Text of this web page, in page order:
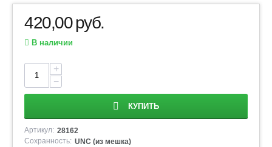
420,00руб.
В наличии
+
−
КУПИТЬ
Артикул: 28162
Сохранность: UNC (из мешка)